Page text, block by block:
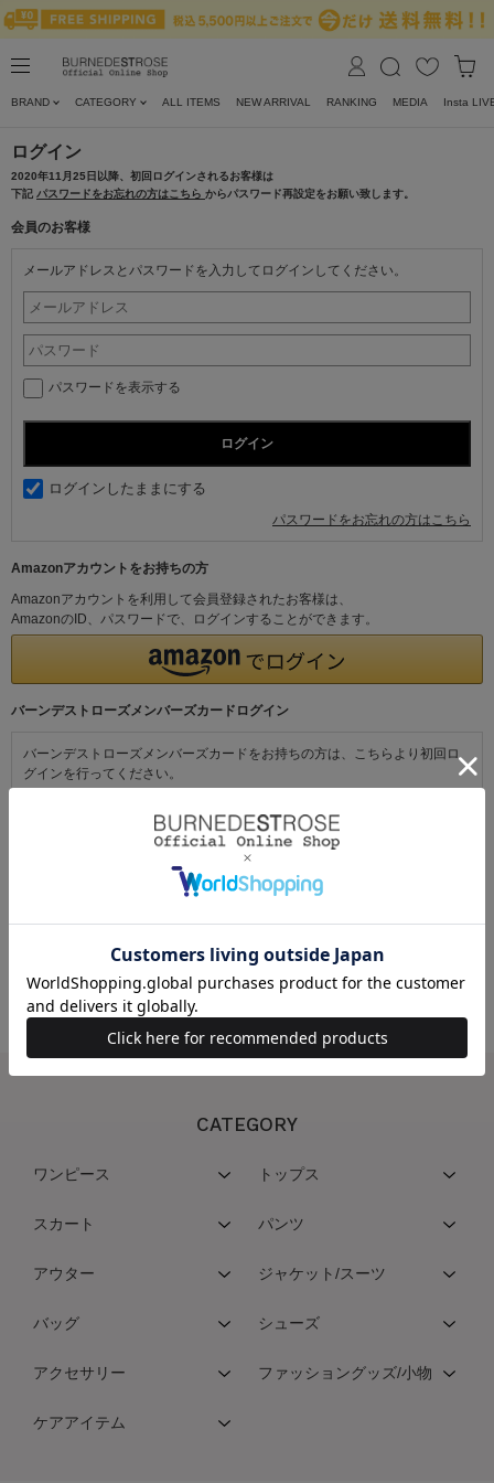
BRAND CATEGORY ALL ITEMS NEW ARRIVAL RANKING MEDIA Insta
ログイン
2020年11月25日以降、初回ログインされるお客様は
下記 パスワードをお忘れの方はこちら からパスワード再設定をお願い致します。
会員のお客様
メールアドレスとパスワードを入力してログインしてください。
パスワードを表示する
ログインしたままにする
パスワードをお忘れの方はこちら
Amazonアカウントをお持ちの方
Amazonアカウントを利用して会員登録されたお客様は、
AmazonのID、パスワードで、ログインすることができます。
バーンデストローズメンバーズカードログイン
バーンデストローズメンバーズカードをお持ちの方は、こちらより初回ロ
グインを行ってください。
初めてご利用の方・会員以外の方
初めてご利用のお客様は、こちらから会員登録を行ってください。
うになります。
CATEGORY
ワンピース トップス
スカート パンツ
アウター ジャケット/スーツ
バッグ シューズ
アクセサリー ファッショングッズ/小物
ケアアイテム